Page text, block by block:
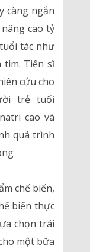
càng ngắn
cao tỷ
tác như
tim. Tiến sĩ
cứu cho
trẻ tuổi
cao và
quá trình
chế biến,
biến thực
chọn trái
một bữa